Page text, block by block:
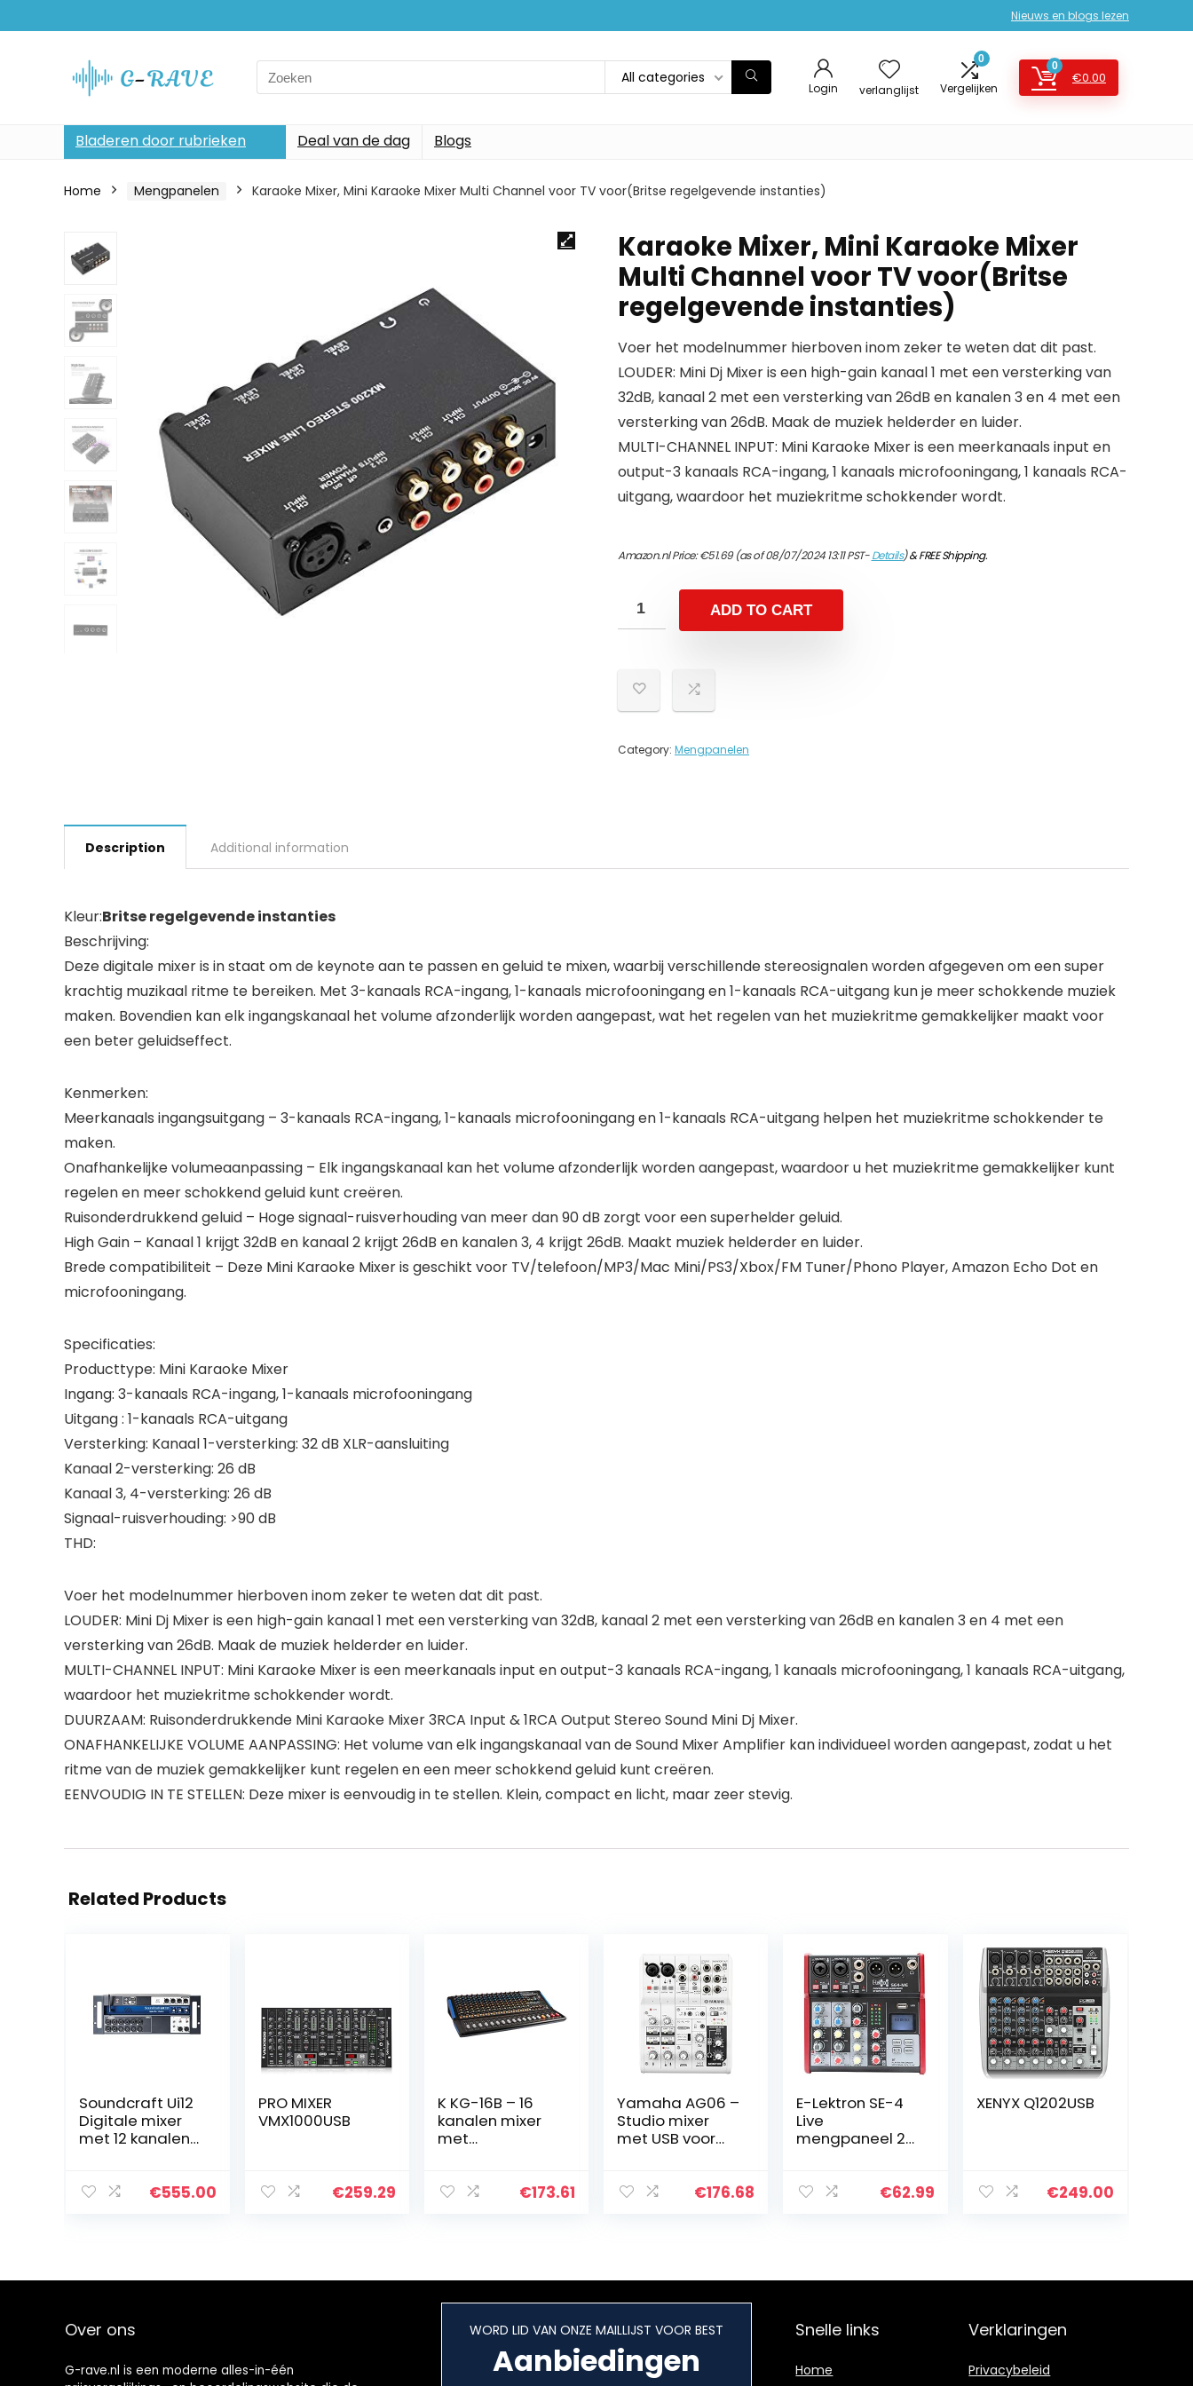
Nieuws en blogs lezen
Search
for:
All categories
Login verlanglijst
0
Vergelijken
0
€0.00
Bladeren door rubrieken Deal van de dag Blogs
Home Mengpanelen Karaoke Mixer, Mini Karaoke Mixer Multi Channel voor TV voor(Britse regelgevende instanties)
Karaoke Mixer, Mini Karaoke Mixer
Multi Channel voor TV voor(Britse
regelgevende instanties)
Voer het modelnummer hierboven inom zeker te weten dat dit past.
LOUDER: Mini Dj Mixer is een high-gain kanaal 1 met een versterking van
32dB, kanaal 2 met een versterking van 26dB en kanalen 3 en 4 met een
versterking van 26dB. Maak de muziek helderder en luider.
MULTI-CHANNEL INPUT: Mini Karaoke Mixer is een meerkanaals input en
output-3 kanaals RCA-ingang, 1 kanaals microfooningang, 1 kanaals RCA-
uitgang, waardoor het muziekritme schokkender wordt.
Amazon.nl Price:€51.69(as of 08/07/2024 13:11 PST-Details)&FREE Shipping.
ADD TO CART
Category: Mengpanelen
Description Additional information
Kleur:Britse regelgevende instanties
Beschrijving:
Deze digitale mixer is in staat om de keynote aan te passen en geluid te mixen, waarbij verschillende stereosignalen worden afgegeven om een ​​super
krachtig muzikaal ritme te bereiken. Met 3-kanaals RCA-ingang, 1-kanaals microfooningang en 1-kanaals RCA-uitgang kun je meer schokkende muziek
maken. Bovendien kan elk ingangskanaal het volume afzonderlijk worden aangepast, wat het regelen van het muziekritme gemakkelijker maakt voor
een beter geluidseffect.
Kenmerken:
Meerkanaals ingangsuitgang – 3-kanaals RCA-ingang, 1-kanaals microfooningang en 1-kanaals RCA-uitgang helpen het muziekritme schokkender te
maken.
Onafhankelijke volumeaanpassing – Elk ingangskanaal kan het volume afzonderlijk worden aangepast, waardoor u het muziekritme gemakkelijker kunt
regelen en meer schokkend geluid kunt creëren.
Ruisonderdrukkend geluid – Hoge signaal-ruisverhouding van meer dan 90 dB zorgt voor een superhelder geluid.
High Gain – Kanaal 1 krijgt 32dB en kanaal 2 krijgt 26dB en kanalen 3, 4 krijgt 26dB. Maakt muziek helderder en luider.
Brede compatibiliteit – Deze Mini Karaoke Mixer is geschikt voor TV/telefoon/MP3/Mac Mini/PS3/Xbox/FM Tuner/Phono Player, Amazon Echo Dot en
microfooningang.
Specificaties:
Producttype: Mini Karaoke Mixer
Ingang: 3-kanaals RCA-ingang, 1-kanaals microfooningang
Uitgang : 1-kanaals RCA-uitgang
Versterking: Kanaal 1-versterking: 32 dB XLR-aansluiting
Kanaal 2-versterking: 26 dB
Kanaal 3, 4-versterking: 26 dB
Signaal-ruisverhouding: >90 dB
THD:
Voer het modelnummer hierboven inom zeker te weten dat dit past.
LOUDER: Mini Dj Mixer is een high-gain kanaal 1 met een versterking van 32dB, kanaal 2 met een versterking van 26dB en kanalen 3 en 4 met een
versterking van 26dB. Maak de muziek helderder en luider.
MULTI-CHANNEL INPUT: Mini Karaoke Mixer is een meerkanaals input en output-3 kanaals RCA-ingang, 1 kanaals microfooningang, 1 kanaals RCA-uitgang,
waardoor het muziekritme schokkender wordt.
DUURZAAM: Ruisonderdrukkende Mini Karaoke Mixer 3RCA Input & 1RCA Output Stereo Sound Mini Dj Mixer.
ONAFHANKELIJKE VOLUME AANPASSING: Het volume van elk ingangskanaal van de Sound Mixer Amplifier kan individueel worden aangepast, zodat u het
ritme van de muziek gemakkelijker kunt regelen en een meer schokkend geluid kunt creëren.
EENVOUDIG IN TE STELLEN: Deze mixer is eenvoudig in te stellen. Klein, compact en licht, maar zeer stevig.
Related Products
Soundcraft Ui12
Digitale mixer
met 12 kanalen
ing, zwart €555.00
PRO MIXER
VMX1000USB
€259.29
K KG-16B – 16
kanalen mixer
met
7 Band Master
€173.61
Yamaha AG06 –
Studio mixer
met USB voor
audio, in het wit
€176.68
E-Lektron SE-4
Live
mengpaneel 2-
USB/Bluetooth/g
€62.99
XENYX Q1202USB
€249.00
Over ons
G-rave.nl is een moderne alles-in-één
WORD LID VAN ONZE MAILLIJST VOOR BEST
Aanbiedingen
Snelle links
Home
Verklaringen
Privacybeleid